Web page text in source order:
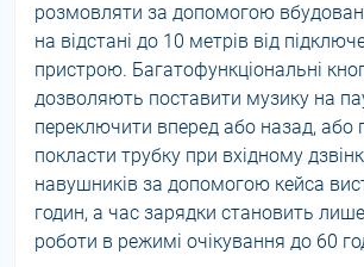
розмовляти за допомогою
на відстані до 10 метрів від
пристрою. Багатофункціональні
дозволяють поставити музику на
переключити вперед або назад, або
покласти трубку при вхідному
навушників за допомогою кейса
годин, а час зарядки становить
роботи в режимі очікування до 60